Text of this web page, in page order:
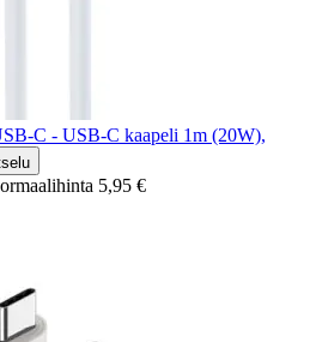
C - USB-C kaapeli 1m (20W),
5,95 €